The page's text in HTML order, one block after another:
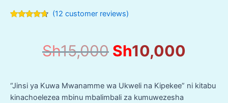
customer
(12 customer reviews)
Sh15,000 Original
price
Sh15,000.
Sh10,000
“Jinsi ya Kuwa Mwanamme wa Ukweli na Kipekee” ni kitabu
kinachoelezea mbinu mbalimbali za kumuwezesha